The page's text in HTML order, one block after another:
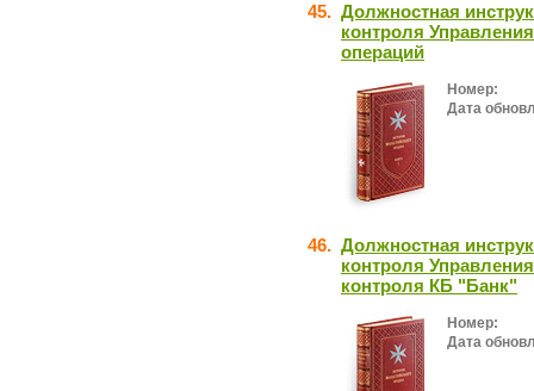
45. Должностная
контроля
операций
Номер:
Дата
46. Должностная
контроля
контроля КБ "Банк"
Номер:
Дата